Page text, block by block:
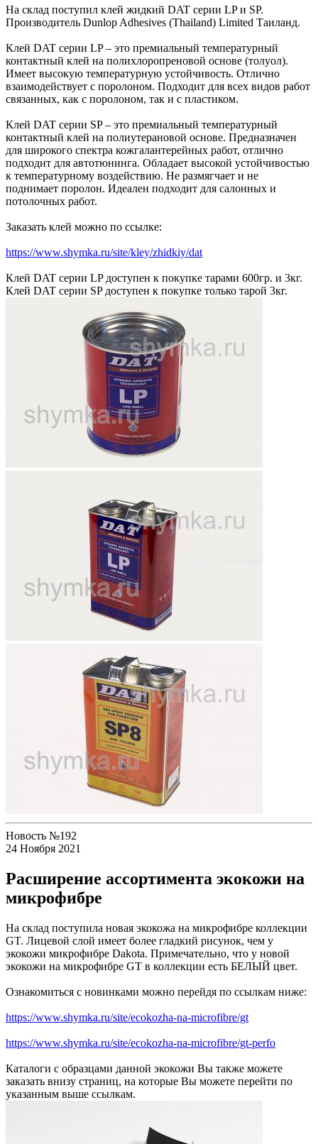
На склад поступил клей жидкий DAT серии LP и SP.
Производитель Dunlop Adhesives (Thailand) Limited Таиланд.
Клей DAT серии LP – это премиальный температурный
контактный клей на полихлоропреновой основе (толуол).
Имеет высокую температурную устойчивость. Отлично
взаимодействует с поролоном. Подходит для всех видов работ
связанных, как с поролоном, так и с пластиком.
Клей DAT серии SP – это премиальный температурный
контактный клей на полиутерановой основе. Предназначен
для широкого спектра кожгалантерейных работ, отлично
подходит для автотюнинга. Обладает высокой устойчивостью
к температурному воздействию. Не размягчает и не
поднимает поролон. Идеален подходит для салонных и
потолочных работ.
Заказать клей можно по ссылке:
https://www.shymka.ru/site/kley/zhidkiy/dat
Клей DAT серии LP доступен к покупке тарами 600гр. и 3кг.
Клей DAT серии SP доступен к покупке только тарой 3кг.
Новость №192
24 Ноября 2021
Расширение ассортимента экокожи на
микрофибре
На склад поступила новая экокожа на микрофибре коллекции
GT. Лицевой слой имеет более гладкий рисунок, чем у
экокожи микрофибре Dakota. Примечательно, что у новой
экокожи на микрофибре GT в коллекции есть БЕЛЫЙ цвет.
Ознакомиться с новинками можно перейдя по ссылкам ниже:
https://www.shymka.ru/site/ecokozha-na-microfibre/gt
https://www.shymka.ru/site/ecokozha-na-microfibre/gt-perfo
Каталоги с образцами данной экокожи Вы также можете
заказать внизу страниц, на которые Вы можете перейти по
указанным выше ссылкам.